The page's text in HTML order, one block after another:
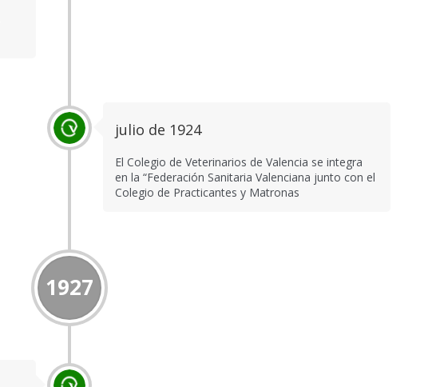
julio de 1924
El Colegio de Veterinarios de Valencia se integra
en la “Federación Sanitaria Valenciana junto con el
Colegio de Practicantes y Matronas
1927